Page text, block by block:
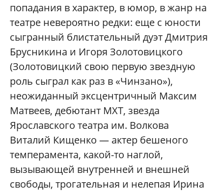
попадания в характер, в юмор, в жанр на
театре невероятно редки: еще с юности
сыгранный блистательный дуэт Дмитрия
Брусникина и Игоря Золотовицкого
(Золотовицкий свою первую звездную
роль сыграл как раз в «Чинзано»),
неожиданный эксцентричный Максим
Матвеев, дебютант МХТ, звезда
Ярославского театра им. Волкова
Виталий Кищенко — актер бешеного
темперамента, какой-то наглой,
вызывающей внутренней и внешней
свободы, трогательная и нелепая Ирина